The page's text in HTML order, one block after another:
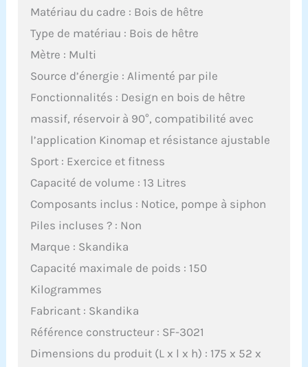
Matériau du cadre : Bois de hêtre
Type de matériau : Bois de hêtre
Mètre : Multi
Source d’énergie : Alimenté par pile
Fonctionnalités : Design en bois de hêtre
massif, réservoir à 90°, compatibilité avec
l’application Kinomap et résistance ajustable
Sport : Exercice et fitness
Capacité de volume : 13 Litres
Composants inclus : Notice, pompe à siphon
Piles incluses ? : Non
Marque : Skandika
Capacité maximale de poids : 150
Kilogrammes
Fabricant : Skandika
Référence constructeur : SF-3021
Dimensions du produit (L x l x h) : 175 x 52 x